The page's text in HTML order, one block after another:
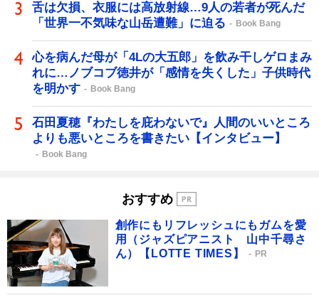
舌は欠損、衣服には高放射線…9人の若者が死んだ
「世界一不気味な山岳遭難」に迫る
Book Bang
心を病んだ母が「4Lの大五郎」を飲み干しゲロまみ
れに…ノブコブ徳井が「感情を失くした」子供時代
を明かす
Book Bang
石田夏穂『わたしを庇わないで』人間のいいところ
よりも悪いところを書きたい【インタビュー】
Book Bang
おすすめ
創作にもリフレッシュにもガムを愛
用（ジャズピアニスト 山中千尋さ
ん）【LOTTE TIMES】
PR